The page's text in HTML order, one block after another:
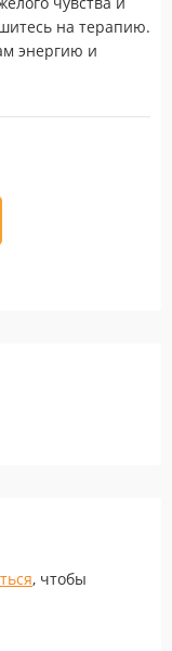
на терапию.
энергию и
, чтобы